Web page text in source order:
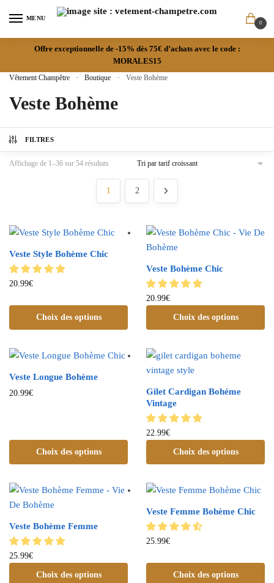
MENU
0
Offre exceptionnelle de -15% dès 75€ d’achats avec le code :
MORALES15
Vêtement Champêtre » Boutique » Veste Bohème
Veste Bohème
FILTRES
Affichage de 1–36 sur 54 résultats
1 2
Veste Style Bohème Chic
20.99€
Choix des options
Veste Bohème Chic
20.99€
Choix des options
Veste Longue Bohème
20.99€
Choix des options
Gilet Cardigan Bohéme
Vintage
22.99€
Choix des options
Veste Bohème Femme
25.99€
Choix des options
Veste Femme Bohème Chic
25.99€
Choix des options